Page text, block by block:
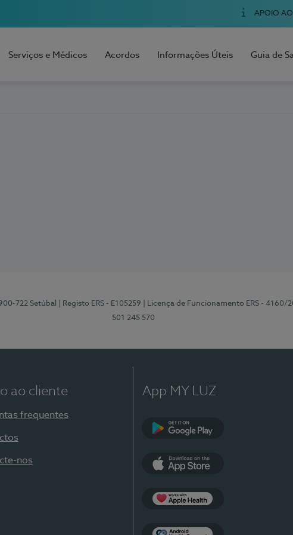
APOIO AO
Serviços e Médicos Acordos Informações Úteis Guia de
722 Setúbal | Registo ERS - E105259 | Licença de Funcionamento ERS - 4160/
501 245 570
ao cliente
frequentes
nos
App MY LUZ